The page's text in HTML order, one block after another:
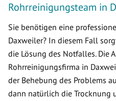
Rohrreinigungsteam in
Sie benötigen eine
Daxweiler? In diesem Fall
die Lösung des Notfalles. Die
Rohrreinigungsfirma in
der Behebung des Problems
dann natürlich die Trocknung